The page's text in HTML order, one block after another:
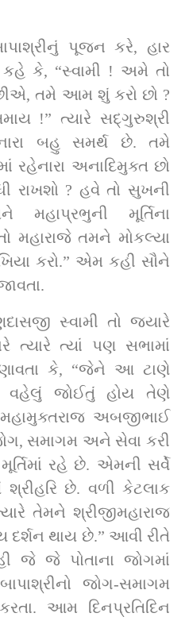
કહે કે, “સ્વામી ! અમે તો
તમે આમ શું કરો છો ?
!” ત્યારે સદ્‌ગુરુશ્રી
બહુ સમર્થ છે. તમે
રહેનારા અનાદિમુક્ત છો
રાખશો ? હવે તો સુખની
મહાપ્રભુની મૂર્તિના
મહારાજે તમને મોકલ્યા
કરો.” એમ કહી સૌને
ત્યારે ત્યાં પણ સભામાં
કે, “જેને આ ટાણે
વહેલું જોઈતું હોય તેણે
અબજીભાઈ
સમાગમ અને સેવા કરી
રહે છે. એમની સર્વે
શ્રીહરિ છે. વળી કેટલાક
તેમને શ્રીજીમહારાજ
થાય છે.” આવી રીતે
જે જે પોતાના જોગમાં
જોગ-સમાગમ
આમ દિનપ્રતિદિન